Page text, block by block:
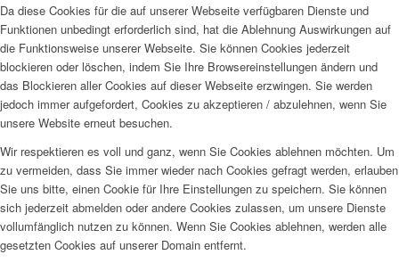
Da diese Cookies für die auf unserer Webseite verfügbaren Dienste und
Funktionen unbedingt erforderlich sind, hat die Ablehnung Auswirkungen auf
die Funktionsweise unserer Webseite. Sie können Cookies jederzeit
blockieren oder löschen, indem Sie Ihre Browsereinstellungen ändern und
das Blockieren aller Cookies auf dieser Webseite erzwingen. Sie werden
jedoch immer aufgefordert, Cookies zu akzeptieren / abzulehnen, wenn Sie
unsere Website erneut besuchen.
Wir respektieren es voll und ganz, wenn Sie Cookies ablehnen möchten. Um
zu vermeiden, dass Sie immer wieder nach Cookies gefragt werden, erlauben
Sie uns bitte, einen Cookie für Ihre Einstellungen zu speichern. Sie können
sich jederzeit abmelden oder andere Cookies zulassen, um unsere Dienste
vollumfänglich nutzen zu können. Wenn Sie Cookies ablehnen, werden alle
gesetzten Cookies auf unserer Domain entfernt.